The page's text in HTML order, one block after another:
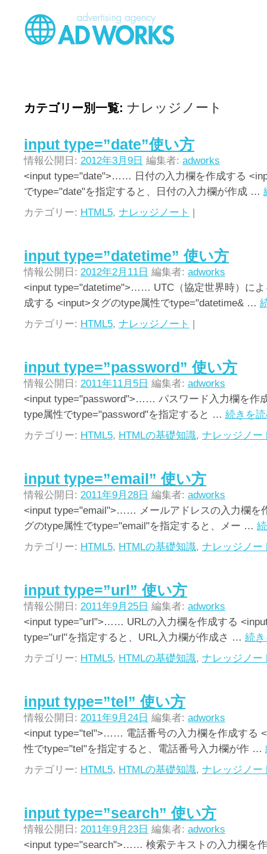
カテゴリー別一覧: ナレッジノート
input type=”date”使い方
情報公開日: 2012年3月9日 編集者: adworks
<input type="date">…… 日付の入力欄を作成する
でtype="date"を指定すると、日付の入力欄が作成 …
カテゴリー: HTML5, ナレッジノート |
input type=”datetime” 使い方
情報公開日: 2012年2月11日 編集者: adworks
<input type="datetime">…… UTC（協定世界時）に
成する <input>タグのtype属性でtype="datetime& …
カテゴリー: HTML5, ナレッジノート |
input type=”password” 使い方
情報公開日: 2011年11月5日 編集者: adworks
<input type="password">…… パスワード入力欄を作
type属性でtype="password"を指定すると … 続きを
カテゴリー: HTML5, HTMLの基礎知識, ナレッジノー
input type=”email” 使い方
情報公開日: 2011年9月28日 編集者: adworks
<input type="email">…… メールアドレスの入力欄を
グのtype属性でtype="email"を指定すると、メー …
カテゴリー: HTML5, HTMLの基礎知識, ナレッジノー
input type=”url” 使い方
情報公開日: 2011年9月25日 編集者: adworks
<input type="url">…… URLの入力欄を作成する
type="url"を指定すると、URL入力欄が作成さ … 続
カテゴリー: HTML5, HTMLの基礎知識, ナレッジノー
input type=”tel” 使い方
情報公開日: 2011年9月24日 編集者: adworks
<input type="tel">…… 電話番号の入力欄を作成する
性でtype="tel"を指定すると、電話番号入力欄が作 …
カテゴリー: HTML5, HTMLの基礎知識, ナレッジノー
input type=”search” 使い方
情報公開日: 2011年9月23日 編集者: adworks
<input type="search">…… 検索テキストの入力欄を